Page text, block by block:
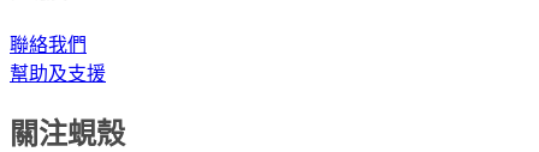
聯絡我們
幫助及支援
關注蜆殼